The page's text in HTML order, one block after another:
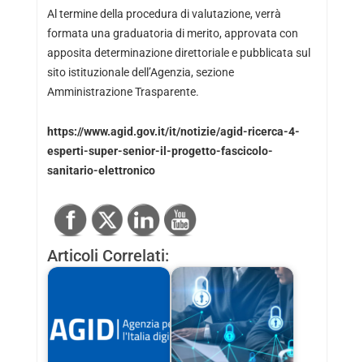
Al termine della procedura di valutazione, verrà
formata una graduatoria di merito, approvata con
apposita determinazione direttoriale e pubblicata sul
sito istituzionale dell’Agenzia, sezione
Amministrazione Trasparente.
https://www.agid.gov.it/it/notizie/agid-ricerca-4-
esperti-super-senior-il-progetto-fascicolo-
sanitario-elettronico
Articoli Correlati: